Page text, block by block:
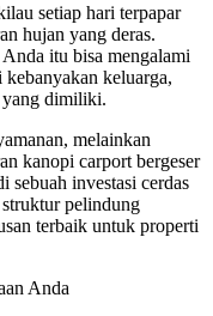
setiap hari terpapar
hujan yang deras.
itu bisa mengalami
keluarga,
yang dimiliki.
melainkan
kanopi carport bergeser
sebuah investasi cerdas
struktur pelindung
terbaik untuk properti
Anda